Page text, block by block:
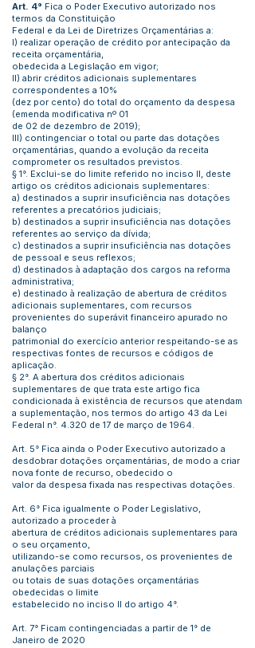
Art. 4° Fica o Poder Executivo autorizado nos
termos da Constituição
Federal e da Lei de Diretrizes Orçamentárias a:
I) realizar operação de crédito por antecipação da
receita orçamentária,
obedecida a Legislação em vigor;
II) abrir créditos adicionais suplementares
correspondentes a 10%
(dez por cento) do total do orçamento da despesa
(emenda modificativa nº 01
de 02 de dezembro de 2019);
III) contingenciar o total ou parte das dotações
orçamentárias, quando a evolução da receita
comprometer os resultados previstos.
§ 1°. Exclui-se do limite referido no inciso II, deste
artigo os créditos adicionais suplementares:
a) destinados a suprir insuficiência nas dotações
referentes a precatórios judiciais;
b) destinados a suprir insuficiência nas dotações
referentes ao serviço da dívida;
c) destinados a suprir insuficiência nas dotações
de pessoal e seus reflexos;
d) destinados à adaptação dos cargos na reforma
administrativa;
e) destinado à realização de abertura de créditos
adicionais suplementares, com recursos
provenientes do superávit financeiro apurado no
balanço
patrimonial do exercício anterior respeitando-se as
respectivas fontes de recursos e códigos de
aplicação.
§ 2°. A abertura dos créditos adicionais
suplementares de que trata este artigo fica
condicionada à existência de recursos que atendam
a suplementação, nos termos do artigo 43 da Lei
Federal n°. 4.320 de 17 de março de 1964.
Art. 5° Fica ainda o Poder Executivo autorizado a
desdobrar dotações orçamentárias, de modo a criar
nova fonte de recurso, obedecido o
valor da despesa fixada nas respectivas dotações.
Art. 6° Fica igualmente o Poder Legislativo,
autorizado a proceder à
abertura de créditos adicionais suplementares para
o seu orçamento,
utilizando-se como recursos, os provenientes de
anulações parciais
ou totais de suas dotações orçamentárias
obedecidas o limite
estabelecido no inciso II do artigo 4°.
Art. 7° Ficam contingenciadas a partir de 1° de
Janeiro de 2020